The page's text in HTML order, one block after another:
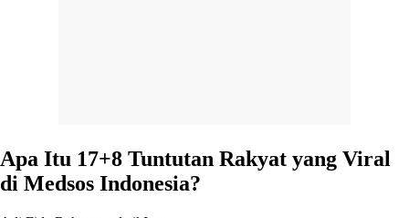
Apa Itu 17+8 Tuntutan Rakyat yang Viral
di Medsos Indonesia?